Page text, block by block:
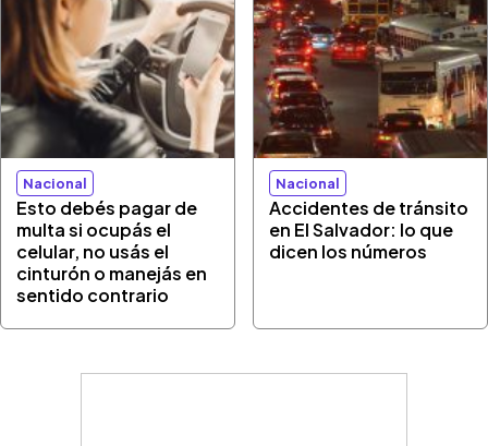
Nacional
Esto debés pagar de
multa si ocupás el
celular, no usás el
cinturón o manejás en
sentido contrario
Nacional
Accidentes de tránsito
en El Salvador: lo que
dicen los números